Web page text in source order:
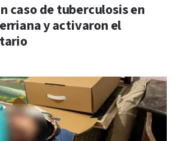
caso de tuberculosis en
y activaron el